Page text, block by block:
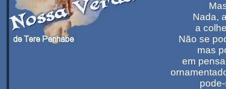
Nada,
a
Não se
mas
em